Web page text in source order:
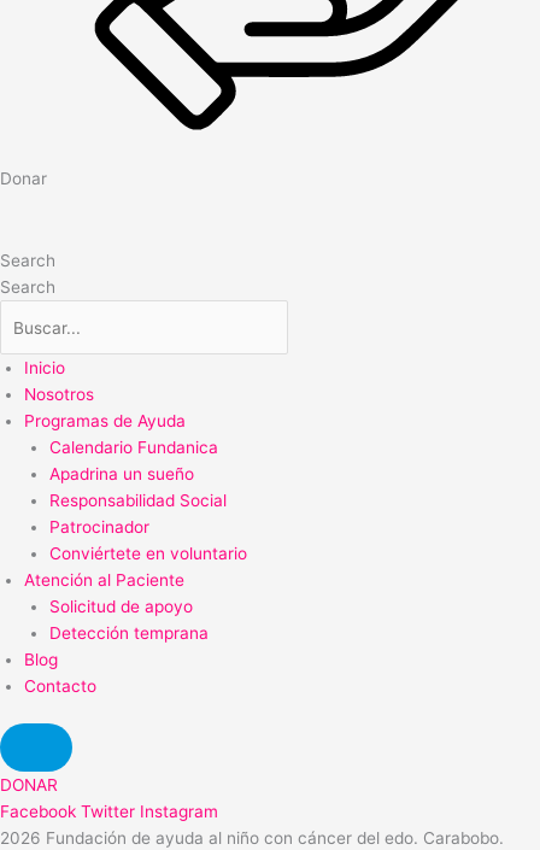
Donar
Search
Search
Inicio
Nosotros
Programas de Ayuda
Calendario Fundanica
Apadrina un sueño
Responsabilidad Social
Patrocinador
Conviértete en voluntario
Atención al Paciente
Solicitud de apoyo
Detección temprana
Blog
Contacto
DONAR
Facebook Twitter Instagram
2026 Fundación de ayuda al niño con cáncer del edo. Carabobo.